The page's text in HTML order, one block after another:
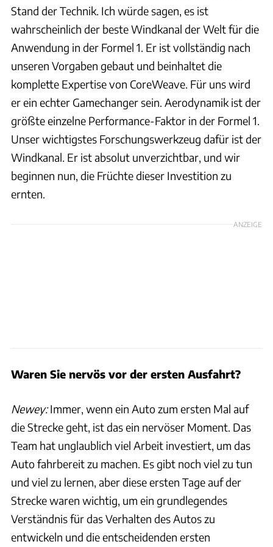
Stand der Technik. Ich würde sagen, es ist
wahrscheinlich der beste Windkanal der Welt für die
Anwendung in der Formel 1. Er ist vollständig nach
unseren Vorgaben gebaut und beinhaltet die
komplette Expertise von CoreWeave. Für uns wird
er ein echter Gamechanger sein. Aerodynamik ist der
größte einzelne Performance-Faktor in der Formel 1.
Unser wichtigstes Forschungswerkzeug dafür ist der
Windkanal. Er ist absolut unverzichtbar, und wir
beginnen nun, die Früchte dieser Investition zu
ernten.
ANZEIGE
Waren Sie nervös vor der ersten Ausfahrt?
Newey:Immer, wenn ein Auto zum ersten Mal auf
die Strecke geht, ist das ein nervöser Moment. Das
Team hat unglaublich viel Arbeit investiert, um das
Auto fahrbereit zu machen. Es gibt noch viel zu tun
und viel zu lernen, aber diese ersten Tage auf der
Strecke waren wichtig, um ein grundlegendes
Verständnis für das Verhalten des Autos zu
entwickeln und die entscheidenden ersten